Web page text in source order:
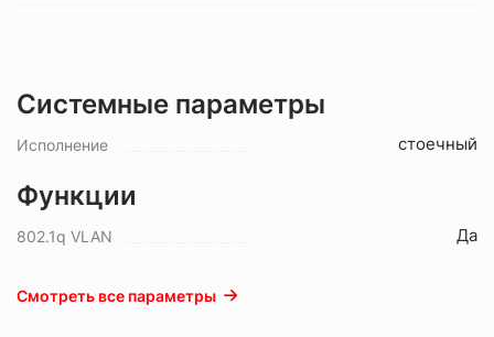
Системные параметры
Исполнение стоечный
Функции
802.1q VLAN Да
Смотреть все параметры